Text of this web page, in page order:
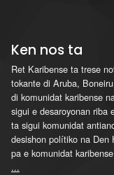
Ken nos ta
Ret Karibense ta trese
tokante di Aruba,
di komunidat karibense
sigui e desaroyonan riba
ta sigui komunidat
desishon polítiko na Den
pa e komunidat
...